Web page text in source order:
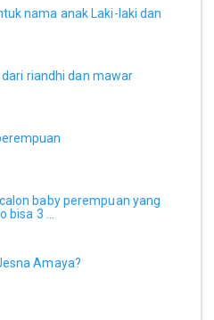
nama anak Laki-laki dan
dari riandhi dan mawar
baby perempuan yang
bisa 3 ...
Amaya?